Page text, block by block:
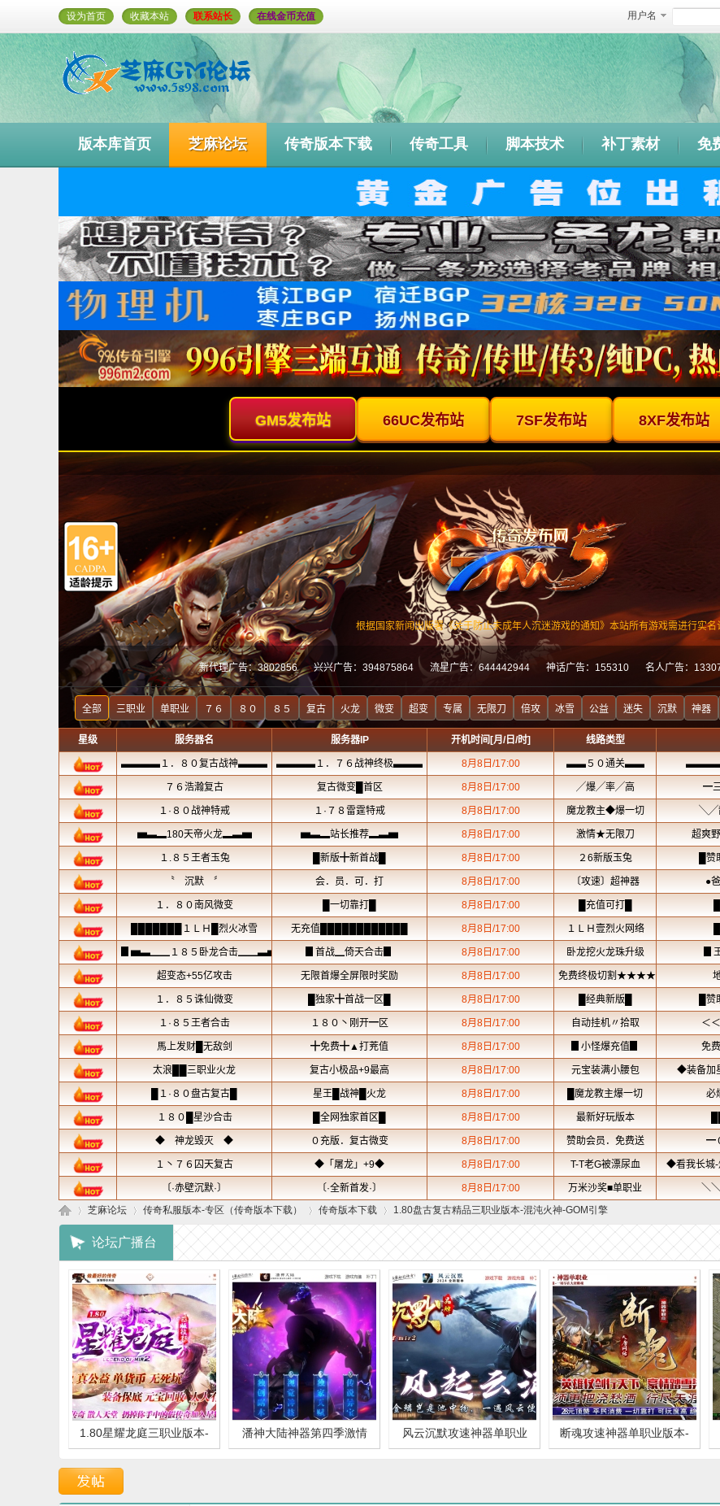
设为首页 收藏本站 联系站长 在线金币充值 用户名
版本库首页 芝麻论坛 传奇版本下载 传奇工具 脚本技术 补丁素材 免
»
芝麻论坛 传奇私服版本-专区（传奇版本下载）
›
传奇版本下载 1.80盘古复古精品三职业版本-混沌火神-GOM引擎
论坛广播台
1.80星耀龙庭三职业版本-
潘神大陆神器第四季激情
风云沉默攻速神器单职业
断魂攻速神器单职业版本-